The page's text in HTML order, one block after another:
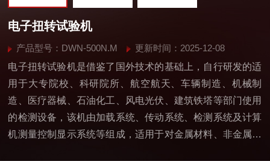
电子扭转试验机
产品型号：DWN-500N.M
更新时间：2025-12-08
电子扭转试验机是借鉴了国外技术的基础上，自行研发的适
用于大专院校、科研院所、航空航天、车辆制造、机械制
造、医疗器械、石油化工、风电光伏、建筑铁塔等部门使用
的检测设备，该机由加载系统、传动系统、检测系统及计算
机测量控制显示系统等组成，适用于对金属材料、非金属材